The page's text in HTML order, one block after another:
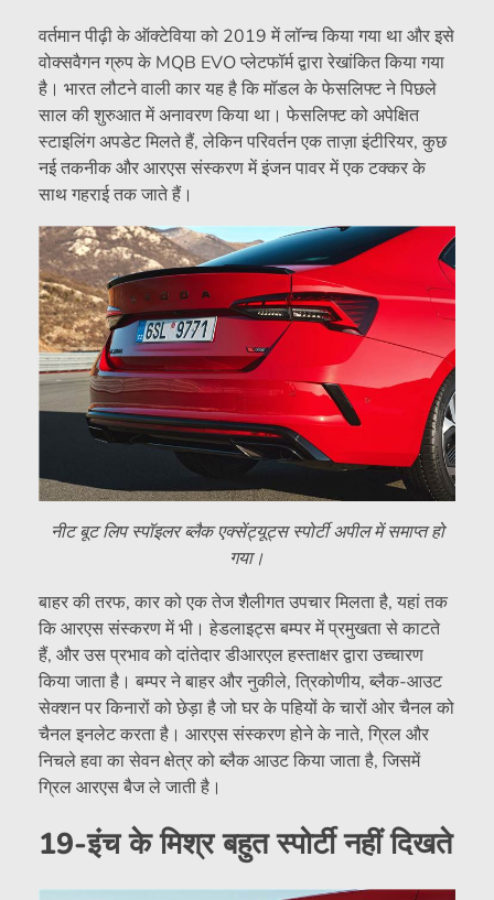
वर्तमान पीढ़ी के ऑक्टेविया को 2019 में लॉन्च किया गया था और इसे
वोक्सवैगन ग्रुप के MQB EVO प्लेटफॉर्म द्वारा रेखांकित किया गया
है। भारत लौटने वाली कार यह है कि मॉडल के फेसलिफ्ट ने पिछले
साल की शुरुआत में अनावरण किया था। फेसलिफ्ट को अपेक्षित
स्टाइलिंग अपडेट मिलते हैं, लेकिन परिवर्तन एक ताज़ा इंटीरियर, कुछ
नई तकनीक और आरएस संस्करण में इंजन पावर में एक टक्कर के
साथ गहराई तक जाते हैं।
नीट बूट लिप स्पॉइलर ब्लैक एक्सेंट्यूट्स स्पोर्टी अपील में समाप्त हो
गया।
बाहर की तरफ, कार को एक तेज शैलीगत उपचार मिलता है, यहां तक ​​
कि आरएस संस्करण में भी। हेडलाइट्स बम्पर में प्रमुखता से काटते
हैं, और उस प्रभाव को दांतेदार डीआरएल हस्ताक्षर द्वारा उच्चारण
किया जाता है। बम्पर ने बाहर और नुकीले, त्रिकोणीय, ब्लैक-आउट
सेक्शन पर किनारों को छेड़ा है जो घर के पहियों के चारों ओर चैनल को
चैनल इनलेट करता है। आरएस संस्करण होने के नाते, ग्रिल और
निचले हवा का सेवन क्षेत्र को ब्लैक आउट किया जाता है, जिसमें
ग्रिल आरएस बैज ले जाती है।
19-इंच के मिश्र बहुत स्पोर्टी नहीं दिखते